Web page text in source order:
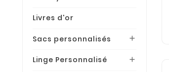
Livres d'or
Sacs personnalisés 
Linge Personnalisé 